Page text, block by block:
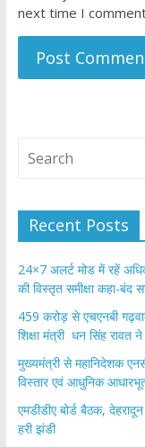
next time I
Recent Posts
24×7 अलर्ट मोड में रहें
की विस्तृत समीक्षा कहा-बंद
459 करोड़ से एचएनबी
शिक्षा मंत्री धन सिंह रावत
मुख्यमंत्री से महानिदेशक
विस्तार एवं आधुनिक
एमडीडीए बोर्ड बैठक,
हरी झंडी